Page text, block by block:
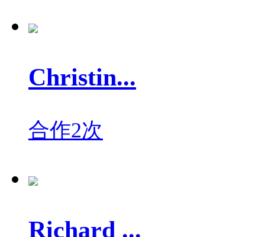
Christin...
合作2次
Richard ...